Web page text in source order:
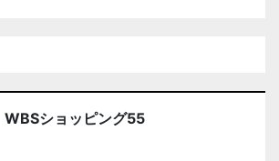
WBSショッピング55